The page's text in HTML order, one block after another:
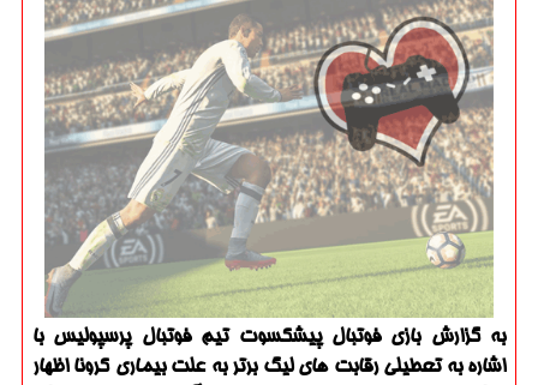
به گزارش بازی فوتبال پیشكسوت تیم فوتبال پرسپولیس با
اشاره به تعطیلی رقابت های لیگ برتر به علت بیماری كرونا اظهار